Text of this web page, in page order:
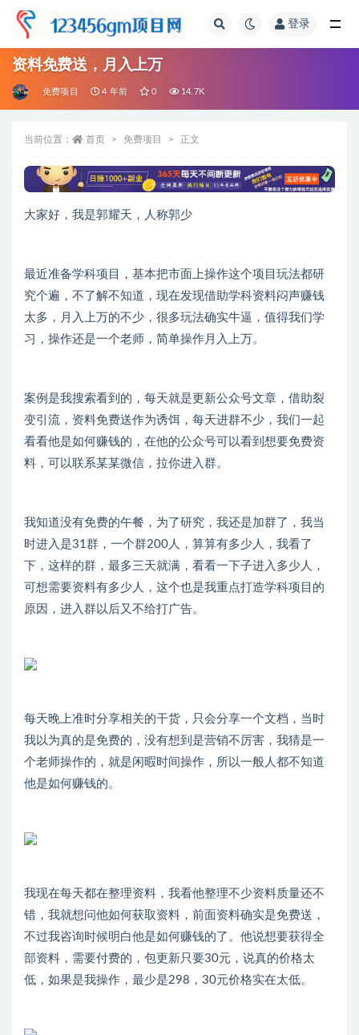
登录
资料免费送，月入上万
免费项目 4 年前 0 14.7K
当前位置： 首页 免费项目 正文
大家好，我是郭耀天，人称郭少
最近准备学科项目，基本把市面上操作这个项目玩法都研
究个遍，不了解不知道，现在发现借助学科资料闷声赚钱
太多，月入上万的不少，很多玩法确实牛逼，值得我们学
习，操作还是一个老师，简单操作月入上万。
案例是我搜索看到的，每天就是更新公众号文章，借助裂
变引流，资料免费送作为诱饵，每天进群不少，我们一起
看看他是如何赚钱的，在他的公众号可以看到想要免费资
料，可以联系某某微信，拉你进入群。
我知道没有免费的午餐，为了研究，我还是加群了，我当
时进入是31群，一个群200人，算算有多少人，我看了
下，这样的群，最多三天就满，看看一下子进入多少人，
可想需要资料有多少人，这个也是我重点打造学科项目的
原因，进入群以后又不给打广告。
每天晚上准时分享相关的干货，只会分享一个文档，当时
我以为真的是免费的，没有想到是营销不厉害，我猜是一
个老师操作的，就是闲暇时间操作，所以一般人都不知道
他是如何赚钱的。
我现在每天都在整理资料，我看他整理不少资料质量还不
错，我就想问他如何获取资料，前面资料确实是免费送，
不过我咨询时候明白他是如何赚钱的了。他说想要获得全
部资料，需要付费的，包更新只要30元，说真的价格太
低，如果是我操作，最少是298，30元价格实在太低。